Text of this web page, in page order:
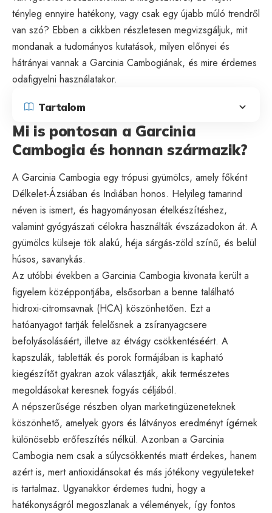
tényleg ennyire hatékony, vagy csak egy újabb múló trendről
van szó? Ebben a cikkben részletesen megvizsgáljuk, mit
mondanak a tudományos kutatások, milyen előnyei és
hátrányai vannak a Garcinia Cambogiának, és mire érdemes
odafigyelni használatakor.
Tartalom
Mi is pontosan a Garcinia
Cambogia és honnan származik?
A Garcinia Cambogia egy trópusi gyümölcs, amely főként
Délkelet-Ázsiában és Indiában honos. Helyileg tamarind
néven is ismert, és hagyományosan ételkészítéshez,
valamint gyógyászati célokra használták évszázadokon át. A
gyümölcs külseje tök alakú, héja sárgás-zöld színű, és belül
húsos, savanykás.
Az utóbbi években a Garcinia Cambogia kivonata került a
figyelem középpontjába, elsősorban a benne található
hidroxi-citromsavnak (HCA) köszönhetően. Ezt a
hatóanyagot tartják felelősnek a zsíranyagcsere
befolyásolásáért, illetve az étvágy csökkentéséért. A
kapszulák, tabletták és porok formájában is kapható
kiegészítőt gyakran azok választják, akik természetes
megoldásokat keresnek fogyás céljából.
A népszerűsége részben olyan marketingüzeneteknek
köszönhető, amelyek gyors és látványos eredményt ígérnek
különösebb erőfeszítés nélkül. Azonban a Garcinia
Cambogia nem csak a súlycsökkentés miatt érdekes, hanem
azért is, mert antioxidánsokat és más jótékony vegyületeket
is tartalmaz. Ugyanakkor érdemes tudni, hogy a
hatékonyságról megoszlanak a vélemények, így fontos